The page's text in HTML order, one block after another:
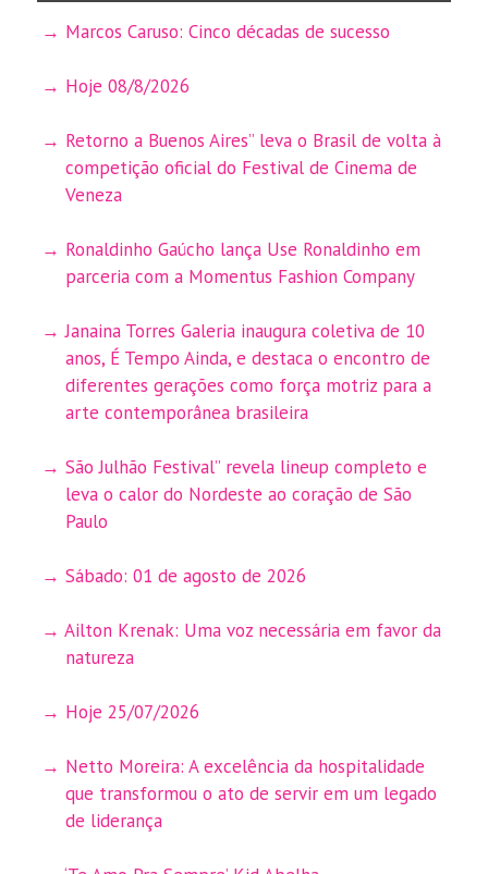
Marcos Caruso: Cinco décadas de sucesso
Hoje 08/8/2026
Retorno a Buenos Aires” leva o Brasil de volta à
competição oficial do Festival de Cinema de
Veneza
Ronaldinho Gaúcho lança Use Ronaldinho em
parceria com a Momentus Fashion Company
Janaina Torres Galeria inaugura coletiva de 10
anos, É Tempo Ainda, e destaca o encontro de
diferentes gerações como força motriz para a
arte contemporânea brasileira
São Julhão Festival” revela lineup completo e
leva o calor do Nordeste ao coração de São
Paulo
Sábado: 01 de agosto de 2026
Ailton Krenak: Uma voz necessária em favor da
natureza
Hoje 25/07/2026
Netto Moreira: A excelência da hospitalidade
que transformou o ato de servir em um legado
de liderança